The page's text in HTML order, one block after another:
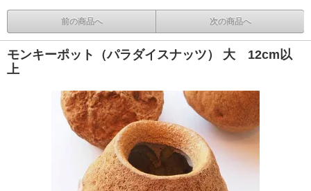
前の商品へ 次の商品へ
モンキーポット（パラダイスナッツ） 大 12cm以
上